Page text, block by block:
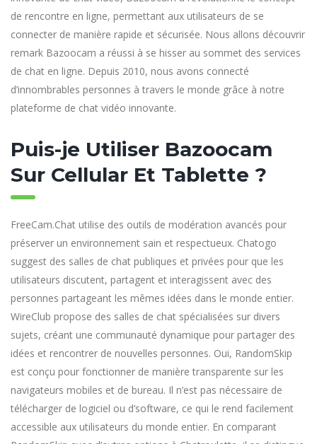
de rencontre en ligne, permettant aux utilisateurs de se
connecter de manière rapide et sécurisée. Nous allons découvrir
remark Bazoocam a réussi à se hisser au sommet des services
de chat en ligne. Depuis 2010, nous avons connecté
d’innombrables personnes à travers le monde grâce à notre
plateforme de chat vidéo innovante.
Puis-je Utiliser Bazoocam
Sur Cellular Et Tablette ?
FreeCam.Chat utilise des outils de modération avancés pour
préserver un environnement sain et respectueux. Chatogo
suggest des salles de chat publiques et privées pour que les
utilisateurs discutent, partagent et interagissent avec des
personnes partageant les mêmes idées dans le monde entier.
WireClub propose des salles de chat spécialisées sur divers
sujets, créant une communauté dynamique pour partager des
idées et rencontrer de nouvelles personnes. Oui, RandomSkip
est conçu pour fonctionner de manière transparente sur les
navigateurs mobiles et de bureau. Il n’est pas nécessaire de
télécharger de logiciel ou d’software, ce qui le rend facilement
accessible aux utilisateurs du monde entier. En comparant